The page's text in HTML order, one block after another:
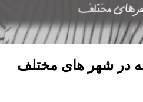
در شهر های مختلف